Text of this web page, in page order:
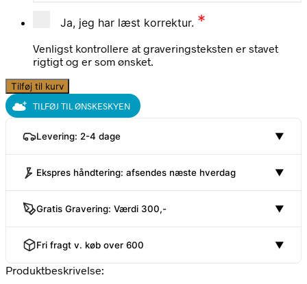
Ja, jeg har læst korrektur. *
Venligst kontrollere at graveringsteksten er stavet
rigtigt og er som ønsket.
Small
Reindeer
Bumble
Hoptimist
eg
antal
Tilføj til kurv
TILFØJ TIL ØNSKESKYEN
Levering: 2-4 dage ▼
Ekspres håndtering: afsendes næste hverdag ▼
Gratis Gravering: Værdi 300,- ▼
Fri fragt v. køb over 600 ▼
Produktbeskrivelse: